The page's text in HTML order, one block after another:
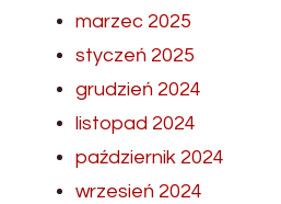
marzec 2025
styczeń 2025
grudzień 2024
listopad 2024
październik 2024
wrzesień 2024